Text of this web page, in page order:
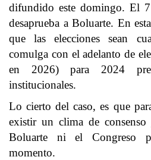
difundido este domingo. El
desaprueba a Boluarte. En
que las elecciones sean
comulga con el adelanto de
en 2026) para 2024
institucionales.
Lo cierto del caso, es que
existir un clima de
Boluarte ni el Congreso
momento.